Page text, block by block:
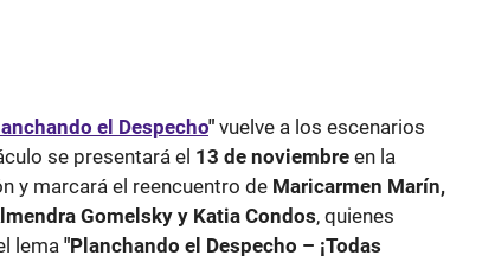
el Despecho" vuelve a los escenarios
se presentará el 13 de noviembre en la
y marcará el reencuentro de Maricarmen Marín,
Gomelsky y Katia Condos, quienes
lema "Planchando el Despecho – ¡Todas